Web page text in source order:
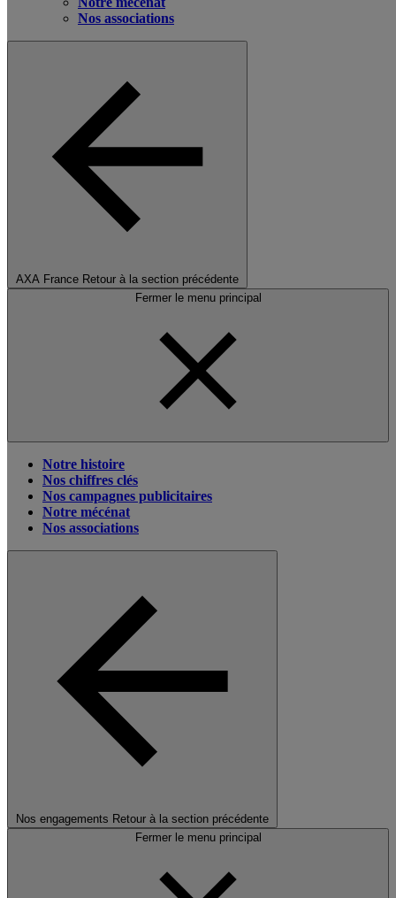
Nos associations
AXA France Retour à la section précédente
Fermer le menu principal
Notre histoire
Nos chiffres clés
Nos campagnes publicitaires
Notre mécénat
Nos associations
Nos engagements Retour à la section précédente
Fermer le menu principal